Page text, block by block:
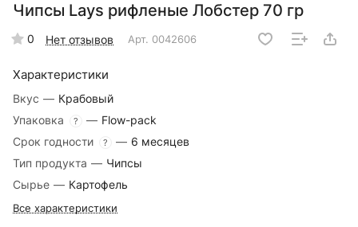
Чипсы Lays рифленые Лобстер 70 гр
0 Нет отзывов Арт. 0042606
Характеристики
Вкус — Крабовый
Упаковка
? — Flow-pack
Срок годности
? — 6 месяцев
Тип продукта — Чипсы
Сырье — Картофель
Все характеристики